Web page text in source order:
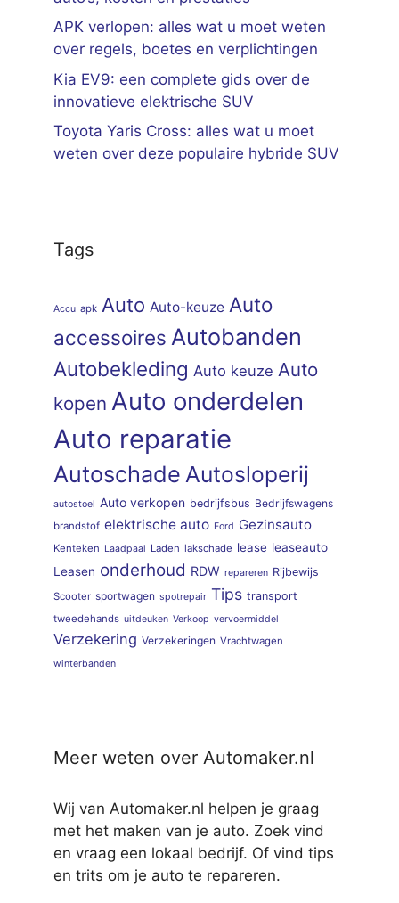
APK verlopen: alles wat u moet weten
over regels, boetes en verplichtingen
Kia EV9: een complete gids over de
innovatieve elektrische SUV
Toyota Yaris Cross: alles wat u moet
weten over deze populaire hybride SUV
Tags
Accu apk Auto Auto-keuze Auto
accessoires Autobanden
Autobekleding Auto keuze Auto
kopen Auto onderdelen
Auto reparatie
Autoschade Autosloperij
autostoel Auto verkopen bedrijfsbus Bedrijfswagens
brandstof elektrische auto Ford Gezinsauto
Kenteken Laadpaal Laden lakschade lease leaseauto
Leasen onderhoud RDW repareren Rijbewijs
Scooter sportwagen spotrepair Tips transport
tweedehands uitdeuken Verkoop vervoermiddel
Verzekering Verzekeringen Vrachtwagen
winterbanden
Meer weten over Automaker.nl
Wij van Automaker.nl helpen je graag
met het maken van je auto. Zoek vind
en vraag een lokaal bedrijf. Of vind tips
en trits om je auto te repareren.